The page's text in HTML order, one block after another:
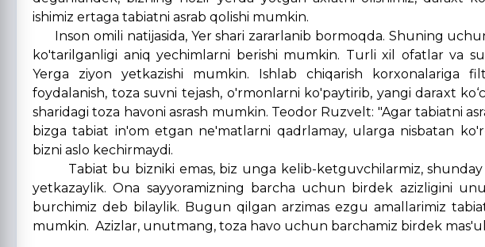
ishimiz ertaga tabiatni asrab qolishi mumkin.
Inson omili natijasida, Yer shari zararlanib bormoqda. Shuning
ko'tarilganligi aniq yechimlarni berishi mumkin. Turli xil ofatlar va
Yerga ziyon yetkazishi mumkin. Ishlab chiqarish korxonalariga
foydalanish, toza suvni tejash, o'rmonlarni ko'paytirib, yangi daraxt
sharidagi toza havoni asrash mumkin. Teodor Ruzvelt: "Agar tabiatni
bizga tabiat in'om etgan ne'matlarni qadrlamay, ularga nisbatan
bizni aslo kechirmaydi.
Tabiat bu bizniki emas, biz unga kelib-ketguvchilarmiz, shunday
yetkazaylik. Ona sayyoramizning barcha uchun birdek azizligini
burchimiz deb bilaylik. Bugun qilgan arzimas ezgu amallarimiz
mumkin. Azizlar, unutmang, toza havo uchun barchamiz birdek